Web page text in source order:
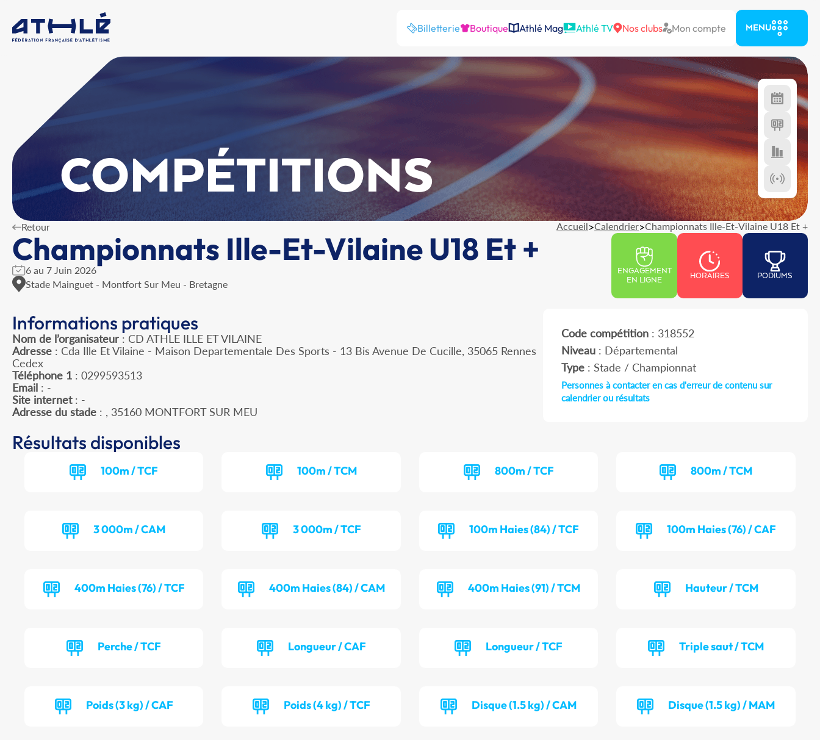
Billetterie Boutique Athlé Mag Athlé TV Nos clubs Mon compte MENU
COMPÉTITIONS
Retour Accueil>Calendrier>Championnats Ille-Et-Vilaine U18 Et +
Championnats Ille-Et-Vilaine U18 Et +
6 au 7 Juin 2026
Stade Mainguet - Montfort Sur Meu - Bretagne
ENGAGEMENT
EN LIGNE
HORAIRES PODIUMS
Informations pratiques
Nom de l’organisateur : CD ATHLE ILLE ET VILAINE
Adresse : Cda Ille Et Vilaine - Maison Departementale Des Sports - 13 Bis Avenue De Cucille, 35065 Rennes
Cedex
Téléphone 1 : 0299593513
Email : -
Site internet: -
Adresse du stade : , 35160 MONTFORT SUR MEU
Code compétition : 318552
Niveau : Départemental
Type : Stade / Championnat
Personnes à contacter en cas d'erreur de contenu sur
calendrier ou résultats
Résultats disponibles
100m / TCF 100m / TCM 800m / TCF 800m / TCM
3 000m / CAM 3 000m / TCF 100m Haies (84) / TCF 100m Haies (76) / CAF
400m Haies (76) / TCF 400m Haies (84) / CAM 400m Haies (91) / TCM Hauteur / TCM
Perche / TCF Longueur / CAF Longueur / TCF Triple saut / TCM
Poids (3 kg) / CAF Poids (4 kg) / TCF Disque (1.5 kg) / CAM Disque (1.5 kg) / MAM